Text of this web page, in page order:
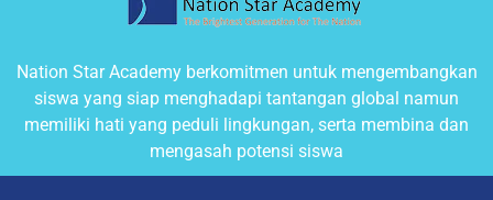
Nation Star Academy berkomitmen untuk mengembangkan
siswa yang siap menghadapi tantangan global namun
memiliki hati yang peduli lingkungan, serta membina dan
mengasah potensi siswa